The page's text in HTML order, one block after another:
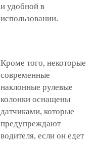
и удобной в
использовании.
Кроме того, некоторые
современные
наклонные рулевые
колонки оснащены
датчиками, которые
предупреждают
водителя, если он едет